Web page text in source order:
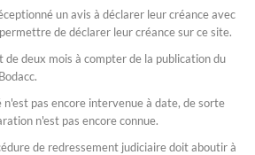
un avis à déclarer leur créance avec
de déclarer leur créance sur ce site.
de deux mois à compter de la publication du
pas encore intervenue à date, de sorte
n'est pas encore connue.
de redressement judiciaire doit aboutir à